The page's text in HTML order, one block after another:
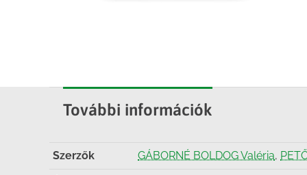
További információk
Szerzők GÁBORNÉ BOLDOG Valéria,